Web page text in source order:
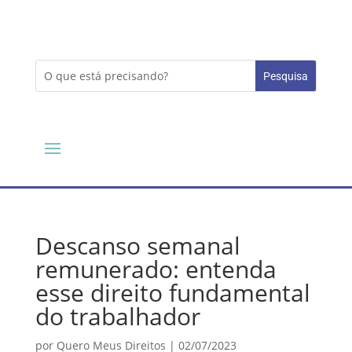
Descanso semanal
remunerado: entenda
esse direito fundamental
do trabalhador
por Quero Meus Direitos | 02/07/2023